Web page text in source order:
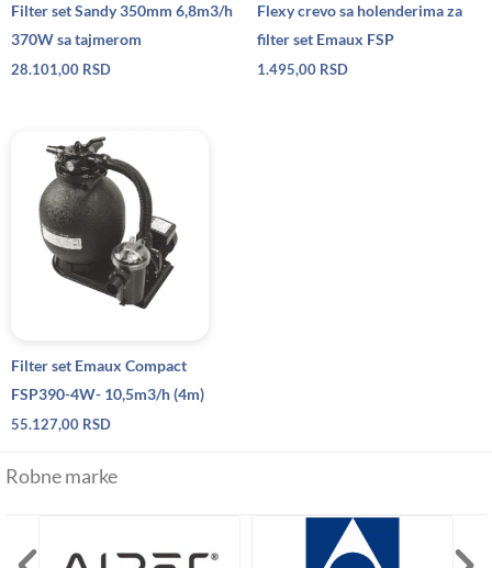
Filter set Sandy 350mm 6,8m3/h
370W sa tajmerom
28.101,00 RSD
Flexy crevo sa holenderima za
filter set Emaux FSP
1.495,00 RSD
Filter set Emaux Compact
FSP390-4W- 10,5m3/h (4m)
55.127,00 RSD
Robne marke